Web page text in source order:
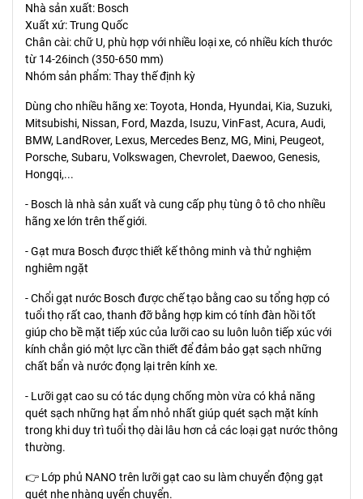
Nhà sản xuất: Bosch
Xuất xứ: Trung Quốc
Chân cài: chữ U, phù hợp với nhiều loại xe, có nhiều kích thước
từ 14-26inch (350-650 mm)
Nhóm sản phẩm: Thay thế định kỳ
Dùng cho nhiều hãng xe: Toyota, Honda, Hyundai, Kia, Suzuki,
Mitsubishi, Nissan, Ford, Mazda, Isuzu, VinFast, Acura, Audi,
BMW, LandRover, Lexus, Mercedes Benz, MG, Mini, Peugeot,
Porsche, Subaru, Volkswagen, Chevrolet, Daewoo, Genesis,
Hongqi,...
- Bosch là nhà sản xuất và cung cấp phụ tùng ô tô cho nhiều
hãng xe lớn trên thế giới.
- Gạt mưa Bosch được thiết kế thông minh và thử nghiệm
nghiêm ngặt
- Chổi gạt nước Bosch được chế tạo bằng cao su tổng hợp có
tuổi thọ rất cao, thanh đỡ bằng hợp kim có tính đàn hồi tốt
giúp cho bề mặt tiếp xúc của lưỡi cao su luôn luôn tiếp xúc với
kính chắn gió một lực cần thiết để đảm bảo gạt sạch những
chất bẩn và nước đọng lại trên kính xe.
- Lưỡi gạt cao su có tác dụng chống mòn vừa có khả năng
quét sạch những hạt ẩm nhỏ nhất giúp quét sạch mặt kính
trong khi duy trì tuổi thọ dài lâu hơn cả các loại gạt nước thông
thường.
👉 Lớp phủ NANO trên lưỡi gạt cao su làm chuyển động gạt
quét nhẹ nhàng uyển chuyển.